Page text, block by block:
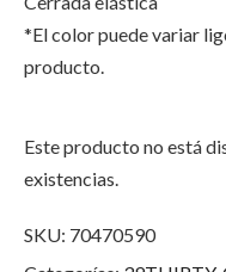
*El color puede variar
producto.
Este producto no está
existencias.
SKU: 70470590